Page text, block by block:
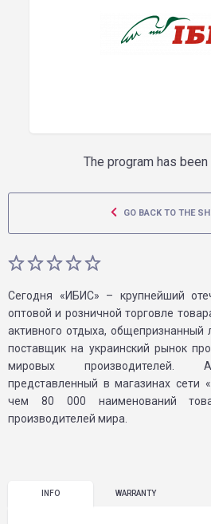
The program has
GO BACK TO THE
Сегодня «ИБИС» – крупнейший
оптовой и розничной торговле
активного отдыха, общепризнанный
поставщик на украинский рынок
мировых производителей.
представленный в магазинах сети
чем 80 000 наименований
производителей мира.
INFO WARRANTY